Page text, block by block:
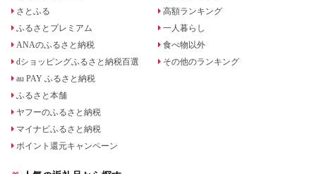
さとふる
ふるさとプレミアム
ANAのふるさと納税
dショッピングふるさと納税百選
au PAY ふるさと納税
ふるさと本舗
ヤフーのふるさと納税
マイナビふるさと納税
ポイント還元キャンペーン
高額ランキング
一人暮らし
食べ物以外
その他のランキング